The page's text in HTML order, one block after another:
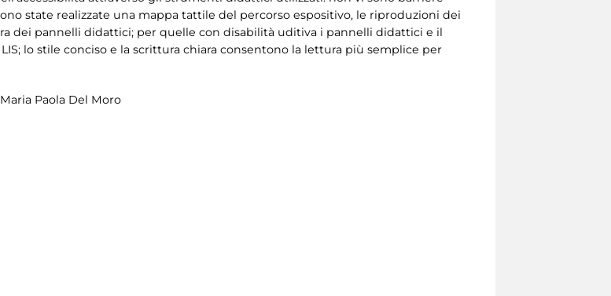
state realizzate una mappa tattile del percorso espositivo, le riproduzioni dei
dei pannelli didattici; per quelle con disabilità uditiva i pannelli didattici e il
lo stile conciso e la scrittura chiara consentono la lettura più semplice per
Maria Paola Del Moro